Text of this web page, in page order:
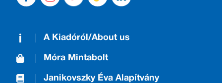
A Kiadóról/About us
Móra Mintabolt
Janikovszky Éva Alapítvány